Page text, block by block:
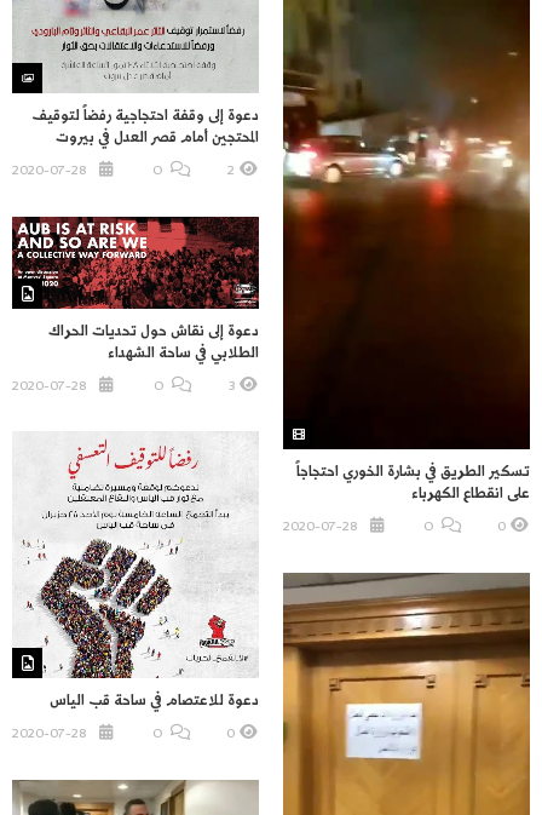
دعوة إلى وقفة احتجاجية رفضاً لتوقيف
المحتجين أمام قصر العدل في بيروت
2
تسكير الطريق في بشارة الخوري احتجاجاً
على انقطاع الكهرباء
0
O
دعوة إلى نقاش حول تحديات الحراك
الطلابي في ساحة الشهداء
3
O
دعوة للاعتصام في ساحة قب الياس
0
O